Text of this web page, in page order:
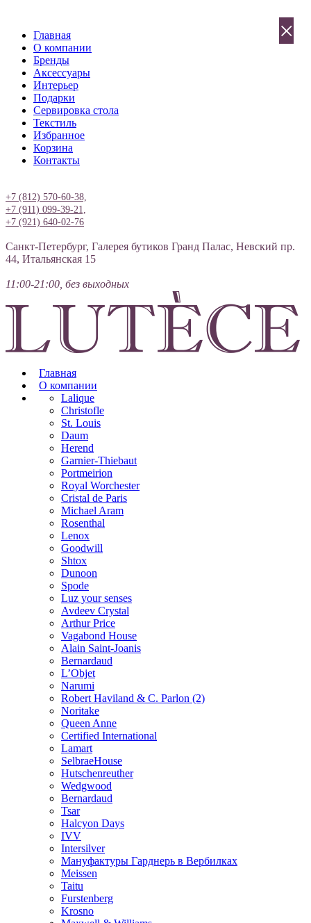
Главная
О компании
Бренды
Аксессуары
Интерьер
Подарки
Сервировка стола
Текстиль
Избранное
Корзина
Контакты
+7 (812) 570-60-38,
+7 (911) 099-39-21,
+7 (921) 640-02-76
Санкт-Петербург, Галерея бутиков Гранд Палас, Невский пр.
44, Итальянская 15
11:00-21:00, без выходных
Главная
О компании
Lalique
Christofle
St. Louis
Daum
Herend
Garnier-Thiebaut
Portmeirion
Royal Worchester
Cristal de Paris
Michael Aram
Rosenthal
Lenox
Goodwill
Shtox
Dunoon
Spode
Luz your senses
Avdeev Crystal
Arthur Price
Vagabond House
Alain Saint-Joanis
Bernardaud
L’Objet
Narumi
Robert Haviland & C. Parlon (2)
Noritakе
Queen Anne
Certified International
Lamart
SelbraeHouse
Hutschenreuther
Wedgwood
Bernardaud
Tsar
Halcyon Days
IVV
Intersilver
Мануфактуры Гарднерь в Вербилках
Meissen
Taitu
Furstenberg
Krosno
×